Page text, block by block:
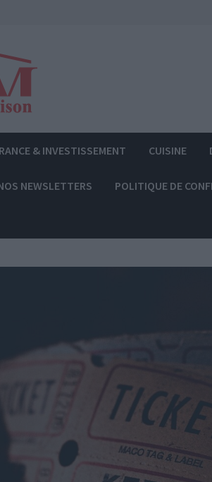
& INVESTISSEMENT CUISINE
NEWSLETTERS POLITIQUE DE